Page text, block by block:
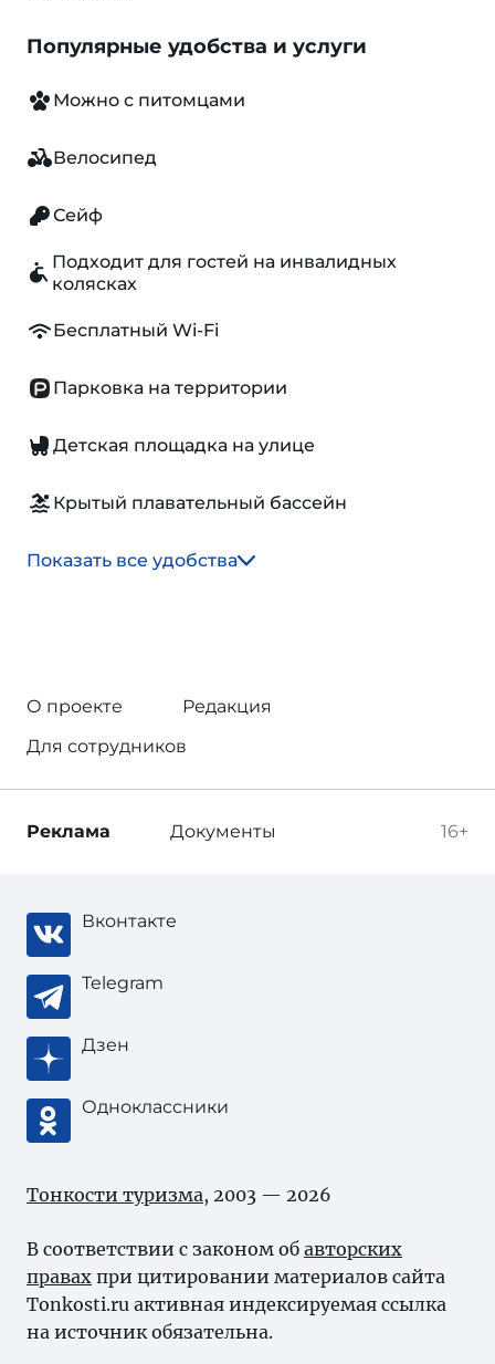
Популярные удобства и услуги
Можно с питомцами
Велосипед
Сейф
Подходит для гостей на инвалидных
колясках
Бесплатный Wi-Fi
Парковка на территории
Детская площадка на улице
Крытый плавательный бассейн
Показать все удобства
О проекте
Редакция
Для сотрудников
16+
Реклама Документы
Вконтакте
Telegram
Дзен
Одноклассники
Тонкости туризма, 2003 — 2026
В соответствии с законом об авторских
правах при цитировании материалов сайта
Tonkosti.ru активная индексируемая ссылка
на источник обязательна.